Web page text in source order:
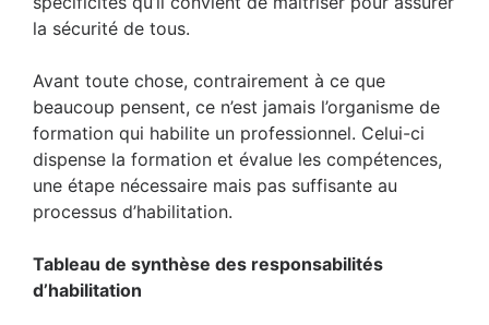
la sécurité de tous.
Avant toute chose, contrairement à ce que
beaucoup pensent, ce n’est jamais l’organisme de
formation qui habilite un professionnel. Celui-ci
dispense la formation et évalue les compétences,
une étape nécessaire mais pas suffisante au
processus d’habilitation.
Tableau de synthèse des responsabilités
d’habilitation